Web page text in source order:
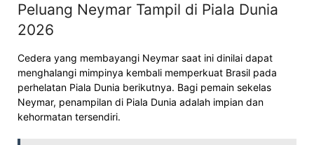
Peluang Neymar Tampil di Piala Dunia
2026
Cedera yang membayangi Neymar saat ini dinilai dapat
menghalangi mimpinya kembali memperkuat Brasil pada
perhelatan Piala Dunia berikutnya. Bagi pemain sekelas
Neymar, penampilan di Piala Dunia adalah impian dan
kehormatan tersendiri.